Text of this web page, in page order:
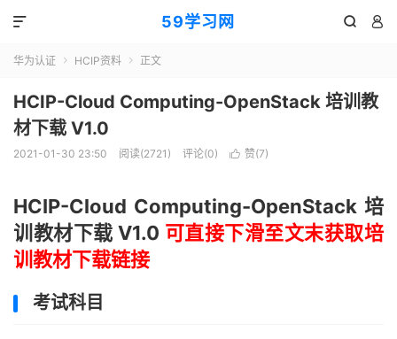
59学习网  

华为认证  HCIP资料  正文
HCIP-Cloud Computing-OpenStack 培训教
材下载 V1.0
2021-01-30 23:50 阅读(2721) 评论(0)  赞(7)
HCIP-Cloud Computing-OpenStack 培
训教材下载 V1.0 可直接下滑至文末获取培
训教材下载链接
考试科目